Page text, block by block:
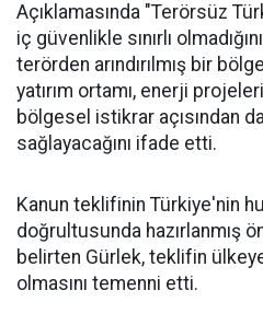
Açıklamasında "Terörsüz
iç güvenlikle sınırlı
terörden arındırılmış bir
yatırım ortamı, enerji
bölgesel istikrar açısından
sağlayacağını ifade etti.
Kanun teklifinin Türkiye'nin
doğrultusunda hazırlanmış
belirten Gürlek, teklifin
olmasını temenni etti.